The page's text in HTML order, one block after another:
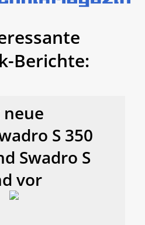
Berichte:
S 350
Swadro S
vor